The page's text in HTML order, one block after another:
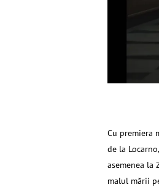
Cu premiera
de la
asemenea la
malul mării